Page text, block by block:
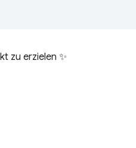
zu erzielen ✨